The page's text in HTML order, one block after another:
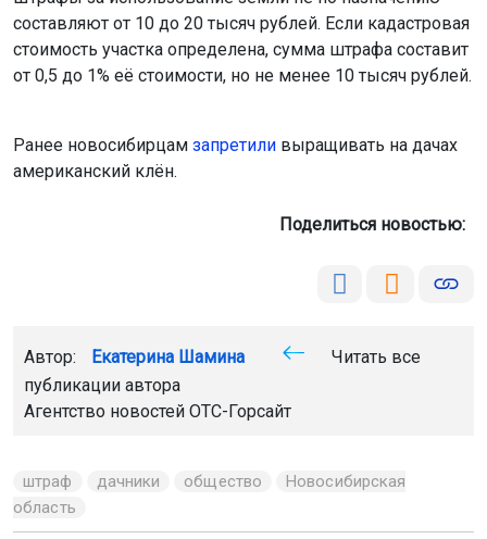
составляют от 10 до 20 тысяч рублей. Если кадастровая
стоимость участка определена, сумма штрафа составит
от 0,5 до 1% её стоимости, но не менее 10 тысяч рублей.
Ранее новосибирцам запретили выращивать на дачах
американский клён.
Поделиться новостью:
Автор: Екатерина Шамина
Читать все
публикации автора
Агентство новостей ОТС-Горсайт
штраф дачники общество
Новосибирская
область